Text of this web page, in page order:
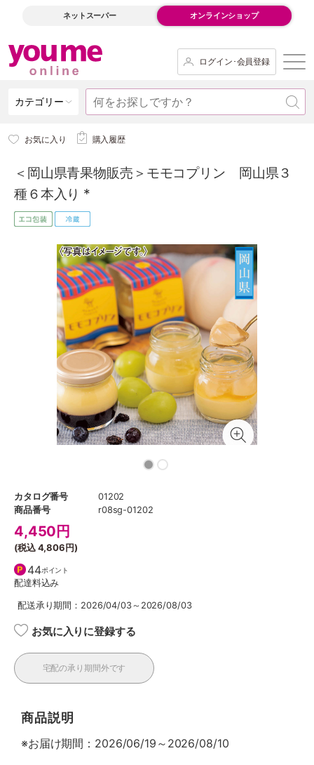
ネットスーパー オンラインショップ
ログイン･会員登録
カテゴリー
お気に入り 購入履歴
＜岡山県青果物販売＞モモコプリン 岡山県３
種６本入り *
カタログ番号
01202
商品番号
r08sg-01202
4,450 円
(税込4,806円)
44ポイント
配達料込み
配送承り期間：2026/04/03～2026/08/03
お気に入りに登録する
宅配の承り期間外です
商品説明
※お届け期間：2026/06/19～2026/08/10